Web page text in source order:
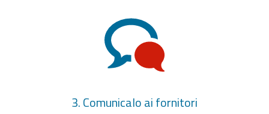
3. Comunicalo ai fornitori